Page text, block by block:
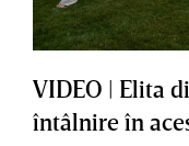
VIDEO | Elita
întâlnire în